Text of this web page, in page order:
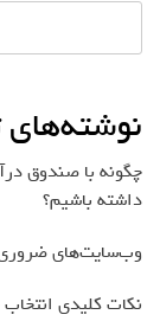
نوشته‌های
چگونه با صندوق
داشته باشیم؟
وب‌سایت‌های ضروری
نکات کلیدی انتخاب